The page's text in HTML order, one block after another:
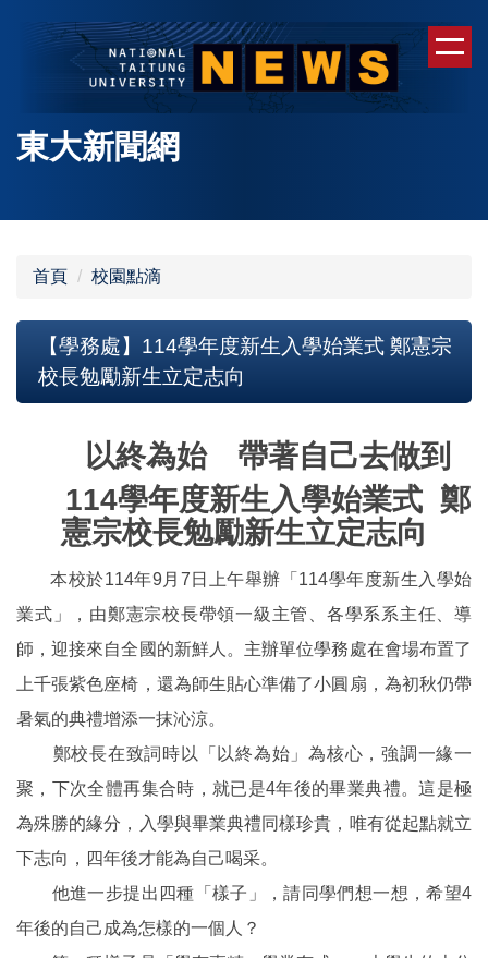
容
東大新聞網
首頁 校園點滴
【學務處】114學年度新生入學始業式 鄭憲宗
校長勉勵新生立定志向
以終為始 帶著自己去做到
114學年度新生入學始業式 鄭
憲宗校長勉勵新生立定志向
本校於114年9月7日上午舉辦「114學年度新生入學始
業式」，由鄭憲宗校長帶領一級主管、各學系系主任、導
師，迎接來自全國的新鮮人。主辦單位學務處在會場布置了
上千張紫色座椅，還為師生貼心準備了小圓扇，為初秋仍帶
暑氣的典禮增添一抹沁涼。
鄭校長在致詞時以「以終為始」為核心，強調一緣一
聚，下次全體再集合時，就已是4年後的畢業典禮。這是極
為殊勝的緣分，入學與畢業典禮同樣珍貴，唯有從起點就立
下志向，四年後才能為自己喝采。
他進一步提出四種「樣子」，請同學們想一想，希望4
年後的自己成為怎樣的一個人？